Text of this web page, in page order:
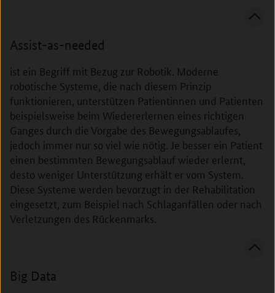
Assist-as-needed
ist ein Begriff mit Bezug zur Robotik. Moderne
robotische Systeme, die nach diesem Prinzip
funktionieren, unterstützen Patientinnen und Patienten
beispielsweise beim Wiedererlernen eines richtigen
Ganges durch die Vorgabe des Bewegungsablaufes,
jedoch immer nur so viel wie nötig. Je besser ein Patient
einen bestimmten Bewegungsablauf wieder erlernt,
desto weniger Unterstützung erhält er vom System.
Diese Systeme werden bevorzugt in der Rehabilitation
eingesetzt, zum Beispiel nach Schlaganfällen oder nach
Verletzungen des Rückenmarks.
Big Data